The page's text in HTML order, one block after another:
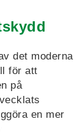
det moderna
för att
på
en mer